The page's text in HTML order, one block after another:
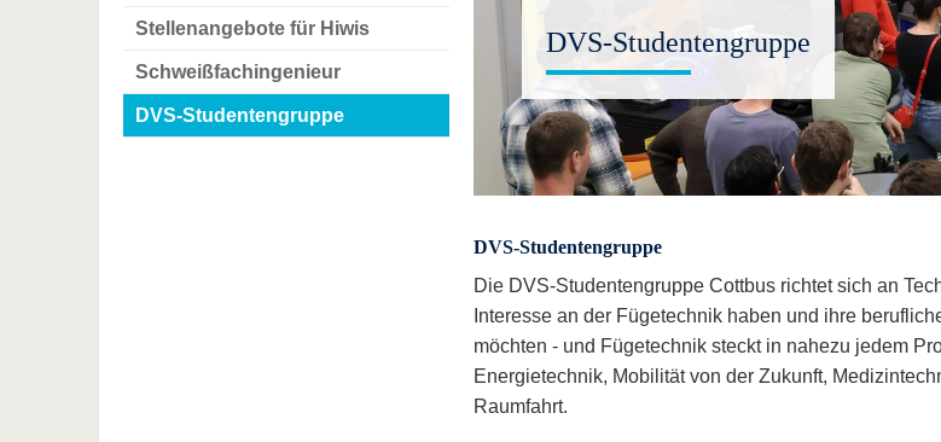
Stellenangebote für Hiwis
Schweißfachingenieur
DVS-Studentengruppe
DVS-Studentengruppe
DVS-Studentengruppe
Die DVS-Studentengruppe Cottbus richtet sich an
Interesse an der Fügetechnik haben und ihre
möchten - und Fügetechnik steckt in nahezu jedem
Energietechnik, Mobilität von der Zukunft,
Raumfahrt.